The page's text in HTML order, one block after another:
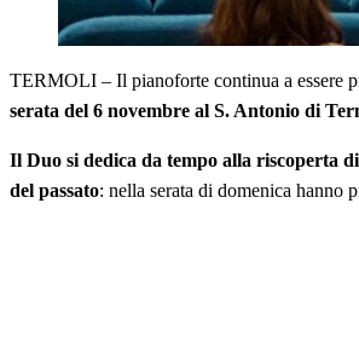
TERMOLI – Il pianoforte continua a essere
serata del 6 novembre al S. Antonio di
Il Duo si dedica da tempo alla riscoperta
del passato: nella serata di domenica hanno